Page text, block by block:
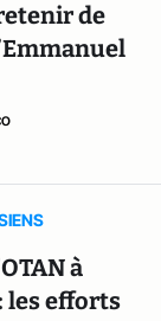
de
à
les efforts